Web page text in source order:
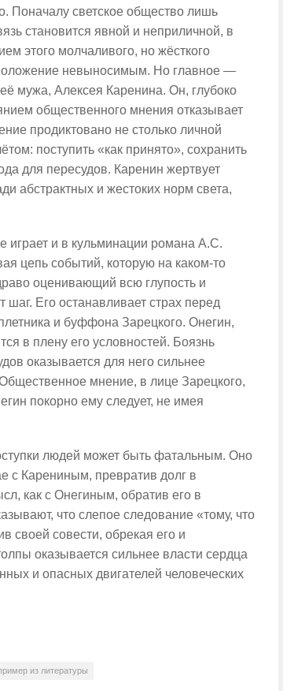
Поначалу светское общество лишь
становится явной и неприличной, в
этого молчаливого, но жёсткого
невыносимым. Но главное —
мужа, Алексея Каренина. Он, глубоко
общественного мнения отказывает
продиктовано не столько личной
поступить «как принято», сохранить
для пересудов. Каренин жертвует
и жестоких норм света,
играет и в кульминации романа А.С.
цепь событий, которую на каком-то
оценивающий всю глупость и
Его останавливает страх перед
и буффона Зарецкого. Онегин,
в плену его условностей. Боязнь
оказывается для него сильнее
мнение, в лице Зарецкого,
покорно ему следует, не имея
людей может быть фатальным. Оно
с Карениным, превратив долг в
как с Онегиным, обратив его в
что слепое следование «тому, что
своей совести, обрекая его и
оказывается сильнее власти сердца
и опасных двигателей человеческих
из литературы